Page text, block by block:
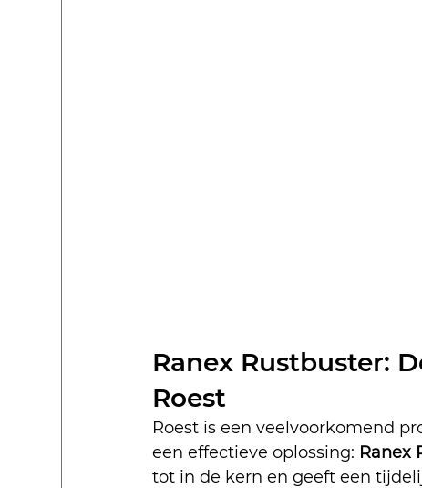
Ranex Rustbuster:
Roest
Roest is een veelvoorkomend
een effectieve oplossing: Ranex
tot in de kern en geeft een